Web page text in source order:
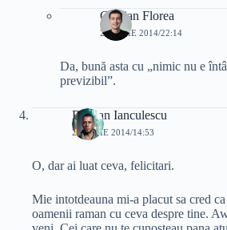
Cristian Florea
25 IUNIE 2014/22:14
Da, bună asta cu „nimic nu e
previzibil”.
Razvan Ianculescu
26 IUNIE 2014/14:53
O, dar ai luat ceva, felicitari.
Mie intotdeauna mi-a placut sa cred
oamenii raman cu ceva despre tine.